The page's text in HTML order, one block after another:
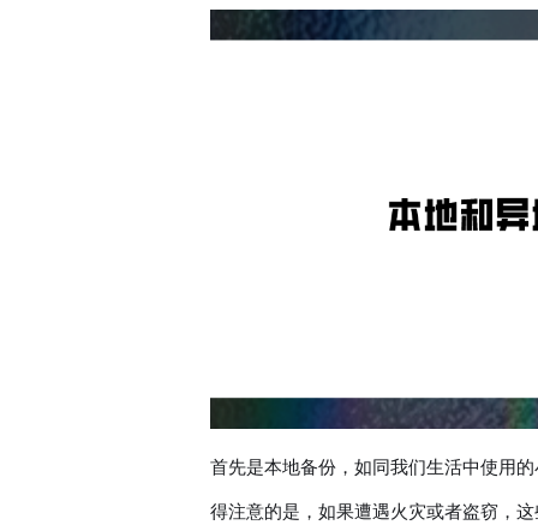
首先是本地备份，如同我们生活中使用
得注意的是，如果遭遇火灾或者盗窃，